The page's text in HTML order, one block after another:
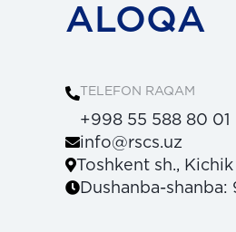
ALOQA
TELEFON RAQAM
+998 55 588 80 01
info@rscs.uz
Toshkent sh.,
Dushanba-shanba: